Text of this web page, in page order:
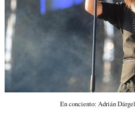
En conciento: Adrián